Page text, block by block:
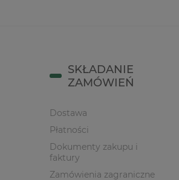
SKŁADANIE
ZAMÓWIEŃ
Dostawa
Płatności
Dokumenty zakupu i
faktury
Zamówienia zagraniczne